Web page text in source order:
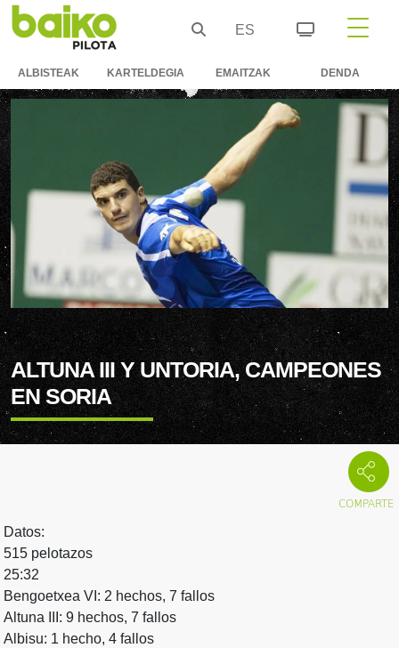
ES
ALBISTEAK KARTELDEGIA EMAITZAK DENDA
ALTUNA III Y UNTORIA, CAMPEONES
EN SORIA
Datos:
515 pelotazos
25:32
Bengoetxea VI: 2 hechos, 7 fallos
Altuna III: 9 hechos, 7 fallos
Albisu: 1 hecho, 4 fallos